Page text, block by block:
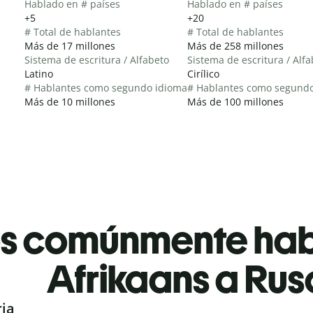
Hablado en # países
+5
# Total de hablantes
Más de 17 millones
Sistema de escritura / Alfabeto
Latino
# Hablantes como segundo idioma
Más de 10 millones
Hablado en # países
+20
# Total de hablantes
Más de 258 millones
Sistema de escritura /
Cirílico
# Hablantes como
Más de 100 millones
comúnmente
Afrikaans a